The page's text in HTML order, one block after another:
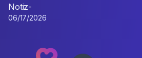
Notiz-­
06/17/2026